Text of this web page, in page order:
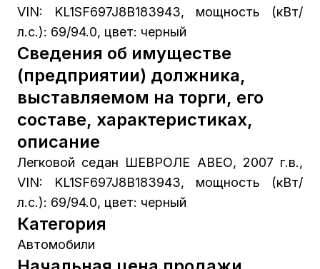
VIN: KL1SF697J8B183943, мощность (кВт/
л.с.): 69/94.0, цвет: черный
Сведения об имуществе
(предприятии) должника,
выставляемом на торги, его
составе, характеристиках,
описание
Легковой седан ШЕВРОЛЕ АВЕО, 2007 г.в.,
VIN: KL1SF697J8B183943, мощность (кВт/
л.с.): 69/94.0, цвет: черный
Категория
Автомобили